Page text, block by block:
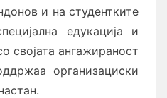
и на студентките
едукација и
својата ангажираност
организациски